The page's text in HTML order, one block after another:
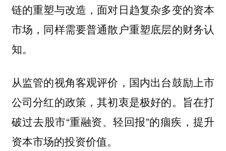
链的重塑与改造，面对日趋复杂多变的资本
市场，同样需要普通散户重塑底层的财务认
知。
从监管的视角客观评价，国内出台鼓励上市
公司分红的政策，其初衷是极好的。旨在打
破过去股市“重融资、轻回报”的痼疾，提升
资本市场的投资价值。